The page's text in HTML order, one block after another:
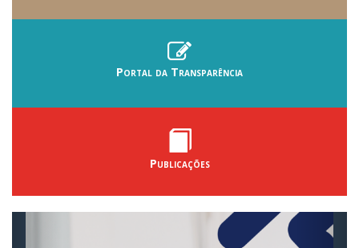
Portal da Transparência
Publicações